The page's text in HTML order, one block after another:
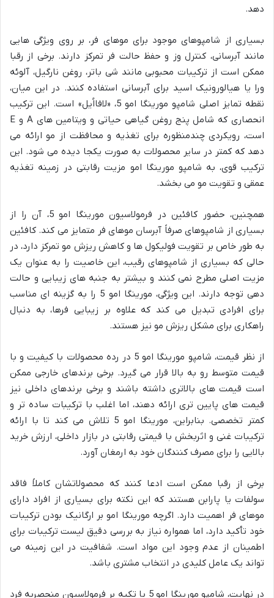
دهد.
بسیاری از شامپوهای موجود برای موهای فر، بر روی ویژگی هایی
مانند آبرسانی، کنترل وز و حفظ حالت فر تمرکز دارند. برخی از رقبا
ممکن است از ترکیبات محبوبی مانند شی باتر، روغن نارگیل، آلوئه
ورا یا هیالورونیک اسید برای آبرسانی استفاده کنند. در این میان،
نقطه تمایز اصلی شامپو مورینگا امو 5، «لافااُیل» است. این ترکیب
انحصاری که شامل پنج روغن گیاهی حیاتی و ویتامین های A و E
است، رویکردی چندمنظوره برای تغذیه و محافظت از مو ارائه می
دهد که کمتر در سایر محصولات به صورت یکجا دیده می شود. این
ترکیب قوی، به شامپو مورینگا امو مزیت رقابتی در زمینه تغذیه
عمقی و تقویت مو می بخشد.
همچنین، حضور کافئین در فرمولاسیون مورینگا امو 5، آن را از
بسیاری از شامپوهای صرفاً آبرسان موهای فر متمایز می کند. کافئین
به طور خاص بر تقویت فولیکول ها و کاهش ریزش مو تمرکز دارد، در
حالی که بسیاری از شامپوهای رقیب، این خاصیت را به عنوان یک
مزیت اصلی مطرح نمی کنند و بیشتر به جنبه های زیبایی و حالت
دهی توجه دارند. این ویژگی، مورینگا امو 5 را به گزینه ای مناسب
برای افرادی تبدیل می کند که علاوه بر زیبایی فرها، به دنبال
راهکاری برای مشکل ریزش مو نیز هستند.
از نظر قیمت، شامپو مورینگا امو 5 در رده محصولات با کیفیت و با
قیمت متوسط رو به بالا قرار می گیرد. برخی برندهای خارجی ممکن
است قیمت های بالاتری داشته باشند و برخی برندهای داخلی نیز
قیمت های پایین تری ارائه دهند، اما اغلب با ترکیبات ساده تر و
کمتر تخصصی. بنابراین، مورینگا امو 5 تلاش می کند تا با ارائه
ترکیبات غنی و اثربخش با قیمتی رقابتی در بازار داخلی، ارزش خرید
بالایی را برای مصرف کنندگان خود به ارمغان آورد.
برخی از رقبا ممکن است ادعا کنند که محصولاتشان کاملاً فاقد
سولفات یا پارابن هستند که این نکته برای بسیاری از افراد دارای
موهای فر اهمیت دارد. اگرچه مورینگا امو بر ارگانیک بودن ترکیبات
خود تأکید دارد، اما همواره نیاز به بررسی دقیق لیست ترکیبات برای
اطمینان از عدم وجود این مواد است. شفافیت در این زمینه می
تواند یک عامل کلیدی در انتخاب مشتری باشد.
در نهایت، شامپو مورینگا امو 5 با تکیه بر فرمولاسیون منحصربه فرد